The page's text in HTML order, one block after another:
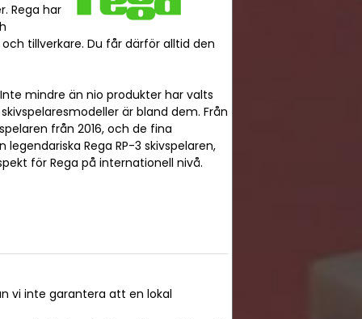
Rega har
tillverkare. Du får därför alltid den
mindre än nio produkter har valts
är bland dem. Från
från 2016, och de fina
Rega RP-3 skivspelaren,
för Rega på internationell nivå.
vi inte garantera att en lokal